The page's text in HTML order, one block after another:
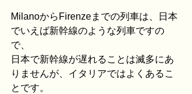
MilanoからFirenzeまでの列車は、日本
でいえば新幹線のような列車ですの
で、
日本で新幹線が遅れることは滅多にあ
りませんが、イタリアではよくあるこ
とです。